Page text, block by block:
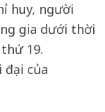
huy, người
gia dưới thời
19.
của